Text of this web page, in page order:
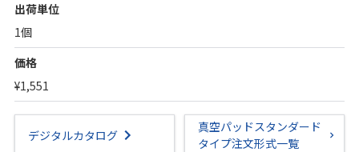
出荷単位
1個
価格
¥1,551
デジタルカタログ
真空パッドスタンダード
タイプ注文形式一覧